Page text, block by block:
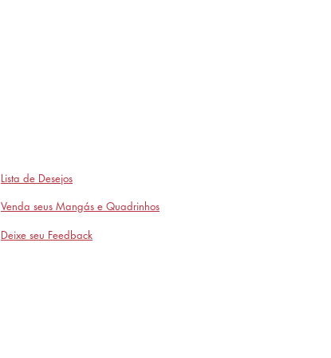
Lista de Desejos
Venda seus Mangás e Quadrinhos
Deixe seu Feedback